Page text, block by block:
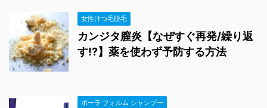
女性けつ毛脱毛
カンジタ膣炎【なぜすぐ再発/繰り返
す!?】薬を使わず予防する方法
ポーラ フォルム シャンプー